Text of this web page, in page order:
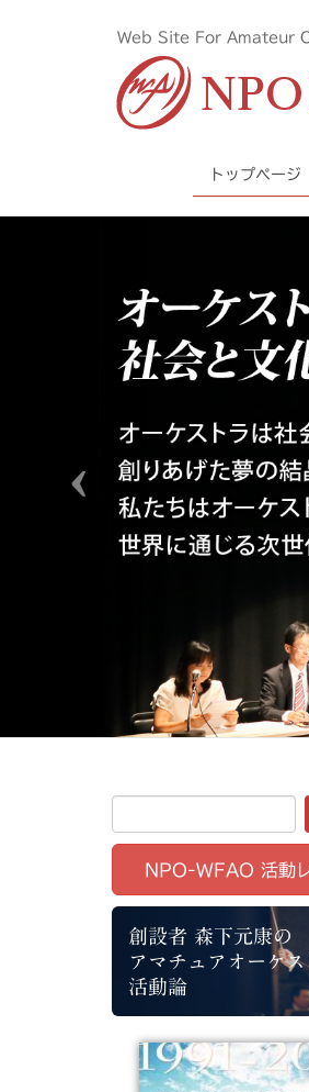
Web Site For Amateur
トップページ
NPO-WFAO 活動
創設者 森下元康の
アマチュアオーケ
活動論